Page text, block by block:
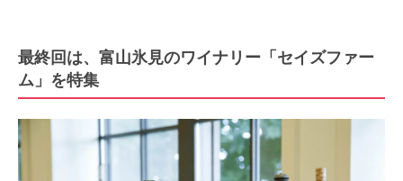
最終回は、富山氷見のワイナリー「セイズファー
ム」を特集